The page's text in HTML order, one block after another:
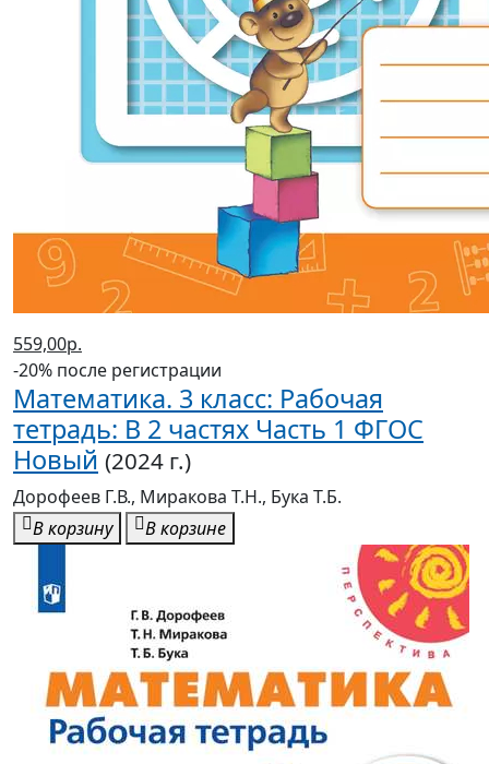
559,00р.
-20% после регистрации
Математика. 3 класс: Рабочая
Новый (2024 г.)
Дорофеев Г.В., Миракова Т.Н., Бука Т.Б.
В корзину
В корзине